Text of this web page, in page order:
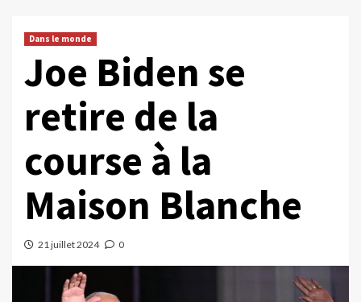
Dans le monde
Joe Biden se
retire de la
course à la
Maison Blanche
21 juillet 2024 0